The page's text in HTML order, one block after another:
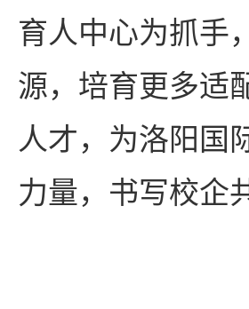
育人中心为抓手
源，培育更多适
人才，为洛阳国
力量，书写校企